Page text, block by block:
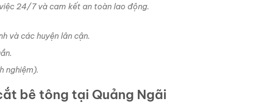
24/7 và cam kết an toàn lao động.
và các huyện lân cận.
nghiệm).
bê tông tại Quảng Ngãi